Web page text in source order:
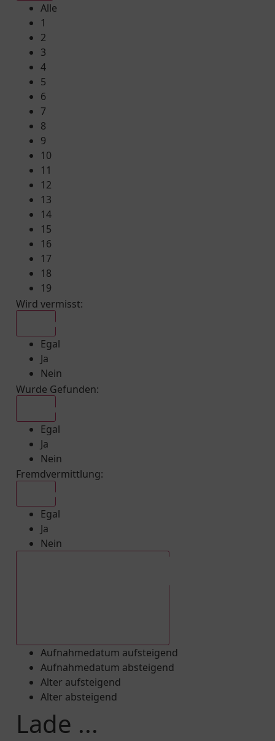
Alle
1
2
3
4
5
6
7
8
9
10
11
12
13
14
15
16
17
18
19
Wird vermisst:
Egal
Ja
Nein
Wurde Gefunden:
Egal
Ja
Nein
Fremdvermittlung:
Egal
Ja
Nein
Aufnahmedatum aufsteigend
Aufnahmedatum absteigend
Alter aufsteigend
Alter absteigend
Lade ...